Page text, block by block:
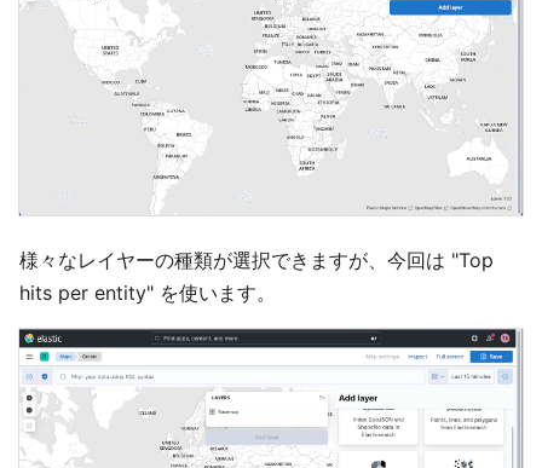
様々なレイヤーの種類が選択できますが、今回は "Top
hits per entity" を使います。